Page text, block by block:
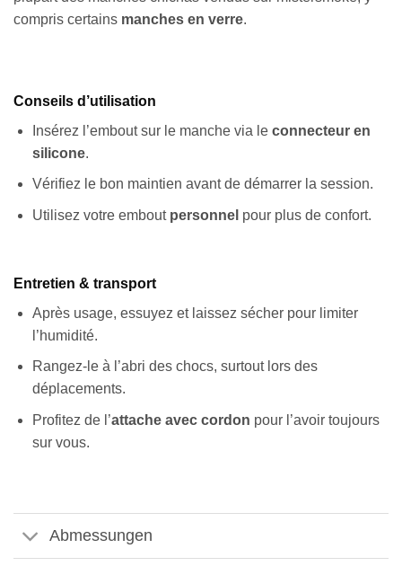
compris certains manches en verre.
Conseils d’utilisation
Insérez l’embout sur le manche via le connecteur en
silicone.
Vérifiez le bon maintien avant de démarrer la session.
Utilisez votre embout personnel pour plus de confort.
Entretien & transport
Après usage, essuyez et laissez sécher pour limiter
l’humidité.
Rangez-le à l’abri des chocs, surtout lors des
déplacements.
Profitez de l’attache avec cordon pour l’avoir toujours
sur vous.
Abmessungen